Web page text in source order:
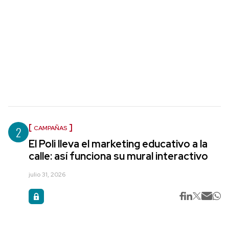
2 CAMPAÑAS
El Poli lleva el marketing educativo a la
calle: así funciona su mural interactivo
julio 31, 2026